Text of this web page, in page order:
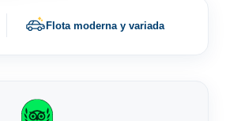
Flota moderna y variada